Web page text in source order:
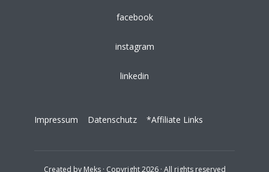
facebook
instagram
linkedin
Impressum Datenschutz *Affiliate Links
Created by Meks· Copyright 2026 · All rights reserved